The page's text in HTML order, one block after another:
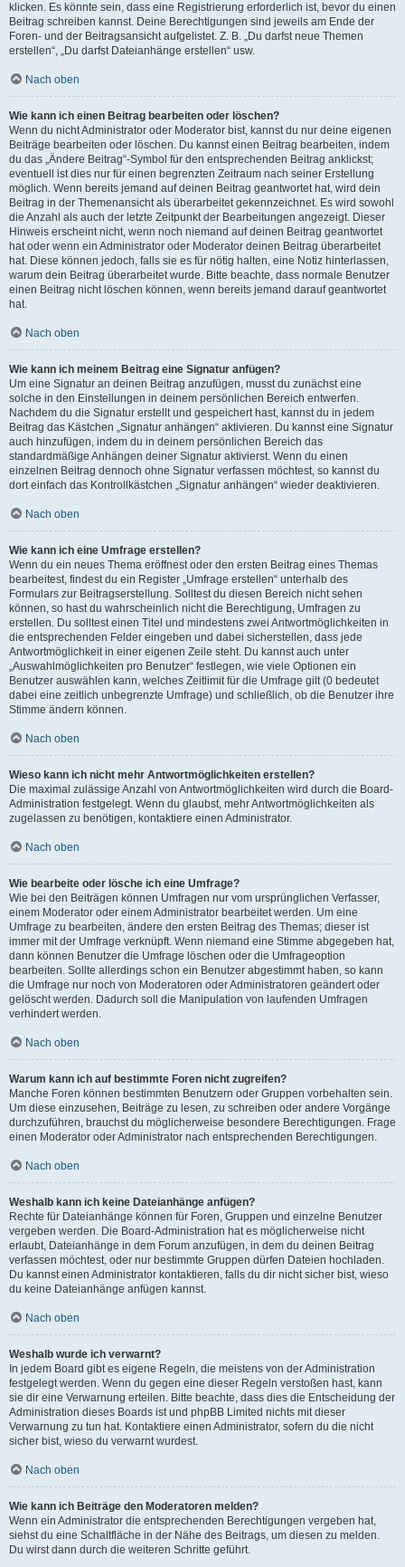
klicken. Es könnte sein, dass eine Registrierung erforderlich ist, bevor du einen
Beitrag schreiben kannst. Deine Berechtigungen sind jeweils am Ende der
Foren- und der Beitragsansicht aufgelistet. Z. B. „Du darfst neue Themen
erstellen“, „Du darfst Dateianhänge erstellen“ usw.
Nach oben
Wie kann ich einen Beitrag bearbeiten oder löschen?
Wenn du nicht Administrator oder Moderator bist, kannst du nur deine eigenen
Beiträge bearbeiten oder löschen. Du kannst einen Beitrag bearbeiten, indem
du das „Ändere Beitrag“-Symbol für den entsprechenden Beitrag anklickst;
eventuell ist dies nur für einen begrenzten Zeitraum nach seiner Erstellung
möglich. Wenn bereits jemand auf deinen Beitrag geantwortet hat, wird dein
Beitrag in der Themenansicht als überarbeitet gekennzeichnet. Es wird sowohl
die Anzahl als auch der letzte Zeitpunkt der Bearbeitungen angezeigt. Dieser
Hinweis erscheint nicht, wenn noch niemand auf deinen Beitrag geantwortet
hat oder wenn ein Administrator oder Moderator deinen Beitrag überarbeitet
hat. Diese können jedoch, falls sie es für nötig halten, eine Notiz hinterlassen,
warum dein Beitrag überarbeitet wurde. Bitte beachte, dass normale Benutzer
einen Beitrag nicht löschen können, wenn bereits jemand darauf geantwortet
hat.
Nach oben
Wie kann ich meinem Beitrag eine Signatur anfügen?
Um eine Signatur an deinen Beitrag anzufügen, musst du zunächst eine
solche in den Einstellungen in deinem persönlichen Bereich entwerfen.
Nachdem du die Signatur erstellt und gespeichert hast, kannst du in jedem
Beitrag das Kästchen „Signatur anhängen“ aktivieren. Du kannst eine Signatur
auch hinzufügen, indem du in deinem persönlichen Bereich das
standardmäßige Anhängen deiner Signatur aktivierst. Wenn du einen
einzelnen Beitrag dennoch ohne Signatur verfassen möchtest, so kannst du
dort einfach das Kontrollkästchen „Signatur anhängen“ wieder deaktivieren.
Nach oben
Wie kann ich eine Umfrage erstellen?
Wenn du ein neues Thema eröffnest oder den ersten Beitrag eines Themas
bearbeitest, findest du ein Register „Umfrage erstellen“ unterhalb des
Formulars zur Beitragserstellung. Solltest du diesen Bereich nicht sehen
können, so hast du wahrscheinlich nicht die Berechtigung, Umfragen zu
erstellen. Du solltest einen Titel und mindestens zwei Antwortmöglichkeiten in
die entsprechenden Felder eingeben und dabei sicherstellen, dass jede
Antwortmöglichkeit in einer eigenen Zeile steht. Du kannst auch unter
„Auswahlmöglichkeiten pro Benutzer“ festlegen, wie viele Optionen ein
Benutzer auswählen kann, welches Zeitlimit für die Umfrage gilt (0 bedeutet
dabei eine zeitlich unbegrenzte Umfrage) und schließlich, ob die Benutzer ihre
Stimme ändern können.
Nach oben
Wieso kann ich nicht mehr Antwortmöglichkeiten erstellen?
Die maximal zulässige Anzahl von Antwortmöglichkeiten wird durch die Board-
Administration festgelegt. Wenn du glaubst, mehr Antwortmöglichkeiten als
zugelassen zu benötigen, kontaktiere einen Administrator.
Nach oben
Wie bearbeite oder lösche ich eine Umfrage?
Wie bei den Beiträgen können Umfragen nur vom ursprünglichen Verfasser,
einem Moderator oder einem Administrator bearbeitet werden. Um eine
Umfrage zu bearbeiten, ändere den ersten Beitrag des Themas; dieser ist
immer mit der Umfrage verknüpft. Wenn niemand eine Stimme abgegeben hat,
dann können Benutzer die Umfrage löschen oder die Umfrageoption
bearbeiten. Sollte allerdings schon ein Benutzer abgestimmt haben, so kann
die Umfrage nur noch von Moderatoren oder Administratoren geändert oder
gelöscht werden. Dadurch soll die Manipulation von laufenden Umfragen
verhindert werden.
Nach oben
Warum kann ich auf bestimmte Foren nicht zugreifen?
Manche Foren können bestimmten Benutzern oder Gruppen vorbehalten sein.
Um diese einzusehen, Beiträge zu lesen, zu schreiben oder andere Vorgänge
durchzuführen, brauchst du möglicherweise besondere Berechtigungen. Frage
einen Moderator oder Administrator nach entsprechenden Berechtigungen.
Nach oben
Weshalb kann ich keine Dateianhänge anfügen?
Rechte für Dateianhänge können für Foren, Gruppen und einzelne Benutzer
vergeben werden. Die Board-Administration hat es möglicherweise nicht
erlaubt, Dateianhänge in dem Forum anzufügen, in dem du deinen Beitrag
verfassen möchtest, oder nur bestimmte Gruppen dürfen Dateien hochladen.
Du kannst einen Administrator kontaktieren, falls du dir nicht sicher bist, wieso
du keine Dateianhänge anfügen kannst.
Nach oben
Weshalb wurde ich verwarnt?
In jedem Board gibt es eigene Regeln, die meistens von der Administration
festgelegt werden. Wenn du gegen eine dieser Regeln verstoßen hast, kann
sie dir eine Verwarnung erteilen. Bitte beachte, dass dies die Entscheidung der
Administration dieses Boards ist und phpBB Limited nichts mit dieser
Verwarnung zu tun hat. Kontaktiere einen Administrator, sofern du die nicht
sicher bist, wieso du verwarnt wurdest.
Nach oben
Wie kann ich Beiträge den Moderatoren melden?
Wenn ein Administrator die entsprechenden Berechtigungen vergeben hat,
siehst du eine Schaltfläche in der Nähe des Beitrags, um diesen zu melden.
Du wirst dann durch die weiteren Schritte geführt.